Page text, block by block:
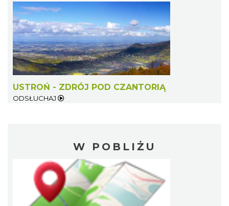
USTROŃ - ZDRÓJ POD CZANTORIĄ
ODSŁUCHAJ
W POBLIŻU